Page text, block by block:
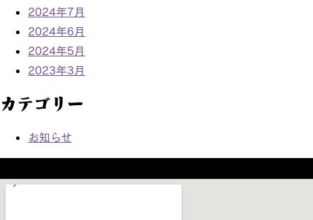
2024年7月
2024年6月
2024年5月
2023年3月
カテゴリー
お知らせ